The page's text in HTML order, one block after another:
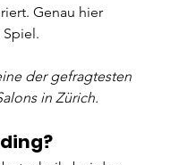
Genau hier
der gefragtesten
in Zürich.